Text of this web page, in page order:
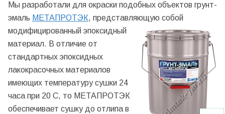
Мы разработали для окраски подобных объектов грунт-
эмаль МЕТАПРОТЭК, представляющую собой
модифицированный эпоксидный
материал. В отличие от
стандартных эпоксидных
лакокрасочных материалов
имеющих температуру сушки 24
часа при 20 С, то МЕТАПРОТЭК
обеспечивает сушку до отлипа в